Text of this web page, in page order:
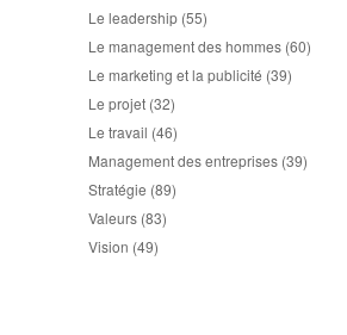
Le leadership (55)
Le management des hommes (60)
Le marketing et la publicité (39)
Le projet (32)
Le travail (46)
Management des entreprises (39)
Stratégie (89)
Valeurs (83)
Vision (49)